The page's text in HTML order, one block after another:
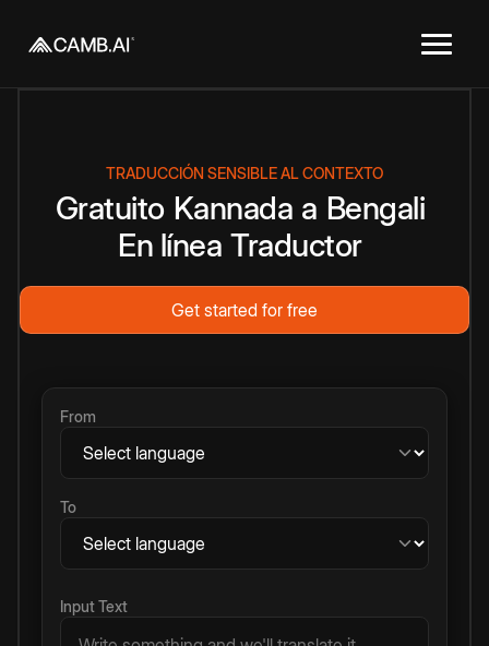
TRADUCCIÓN SENSIBLE AL CONTEXTO
Gratuito Kannada a Bengali
En línea Traductor
Get started for free
From
To
Input Text